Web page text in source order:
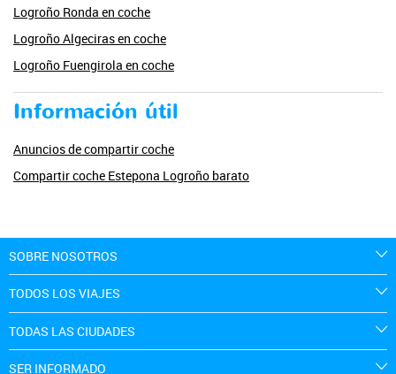
Logroño Ronda en coche
Logroño Algeciras en coche
Logroño Fuengirola en coche
Información útil
Anuncios de compartir coche
Compartir coche Estepona Logroño barato
SOBRE NOSOTROS
TODOS LOS VIAJES
TODAS LAS CIUDADES
SER INFORMADO